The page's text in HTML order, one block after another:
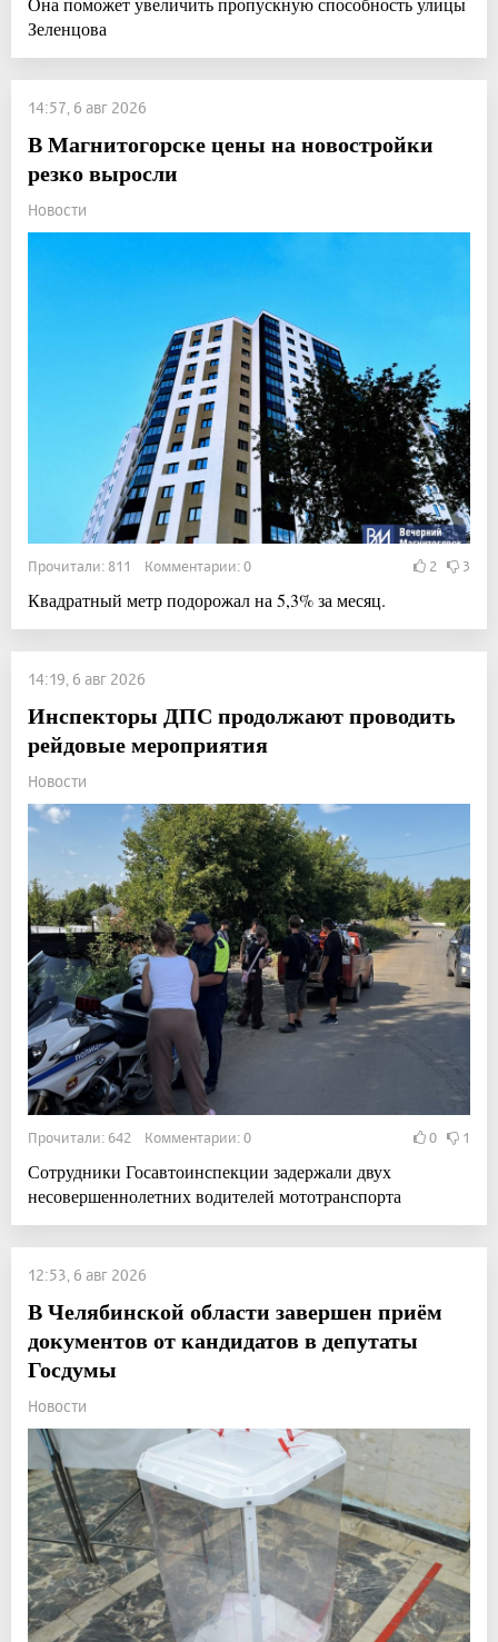
Зеленцова
14:57, 6 авг 2026
В Магнитогорске цены на новостройки
резко выросли
Новости
Прочитали: 811 Комментарии: 0 2 3
Квадратный метр подорожал на 5,3% за месяц.
14:19, 6 авг 2026
Инспекторы ДПС продолжают проводить
рейдовые мероприятия
Новости
Прочитали: 642 Комментарии: 0 0 1
Сотрудники Госавтоинспекции задержали двух
несовершеннолетних водителей мототранспорта
12:53, 6 авг 2026
В Челябинской области завершен приём
документов от кандидатов в депутаты
Госдумы
Новости